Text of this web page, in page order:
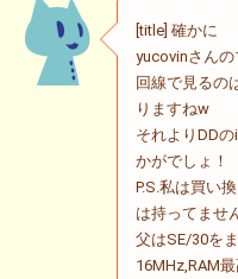
[title] 確かに
yucovinさん
回線で見るの
りますねw
それよりDD
かがでしょ！
P.S.私は買い
は持ってませ
父はSE/30を
16MHz,RAM